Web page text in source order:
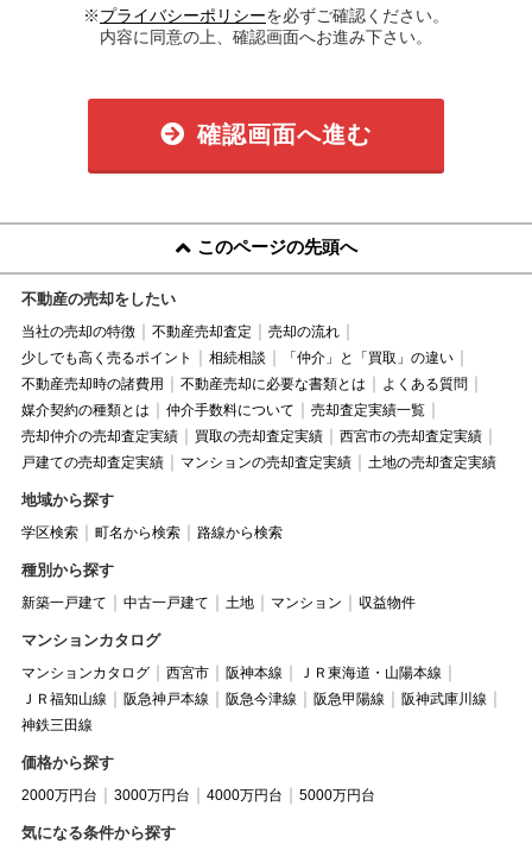
※プライバシーポリシーを必ずご確認ください。
内容に同意の上、確認画面へお進み下さい。
確認画面へ進む
このページの先頭へ
不動産の売却をしたい
当社の売却の特徴 不動産売却査定
売却の流れ
少しでも高く売るポイント
相続相談
「仲介」と「買取」の違い
不動産売却時の諸費用
不動産売却に必要な書類とは
よくある質問
媒介契約の種類とは
仲介手数料について
売却査定実績一覧
売却仲介の売却査定実績
買取の売却査定実績
西宮市の売却査定実績
戸建ての売却査定実績
マンションの売却査定実績 土地の売却査定実績
地域から探す
学区検索 町名から検索 路線から検索
種別から探す
新築一戸建て 中古一戸建て 土地 マンション 収益物件
マンションカタログ
マンションカタログ 西宮市 阪神本線
ＪＲ東海道・山陽本線
ＪＲ福知山線
阪急神戸本線 阪急今津線 阪急甲陽線
阪神武庫川線
神鉄三田線
価格から探す
2000万円台 3000万円台 4000万円台 5000万円台
気になる条件から探す